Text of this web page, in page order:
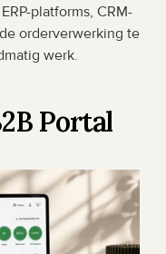
platforms, CRM-
orderverwerking te
werk.
Portal